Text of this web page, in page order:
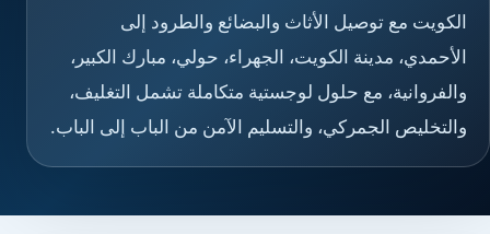
الكويت مع توصيل الأثاث والبضائع والطرود إلى
الأحمدي، مدينة الكويت، الجهراء، حولي، مبارك الكبير،
والفروانية، مع حلول لوجستية متكاملة تشمل التغليف،
والتخليص الجمركي، والتسليم الآمن من الباب إلى الباب.